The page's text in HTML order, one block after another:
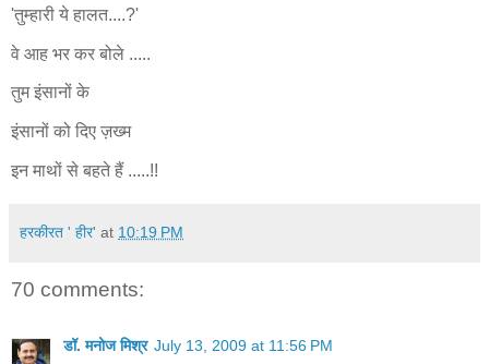
'तुम्हारी ये हालत....?'
वे आह भर कर बोले .....
तुम इंसानों के
इंसानों को दिए ज़ख्म
इन माथों से बहते हैं .....!!
हरकीरत ' हीर' at 10:19 PM
70 comments:
डॉ. मनोज मिश्र July 13, 2009 at 11:56 PM